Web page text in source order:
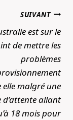
SUIVANT
est sur le
de mettre les
problèmes
elle malgré une
d’attente allant
18 mois pour